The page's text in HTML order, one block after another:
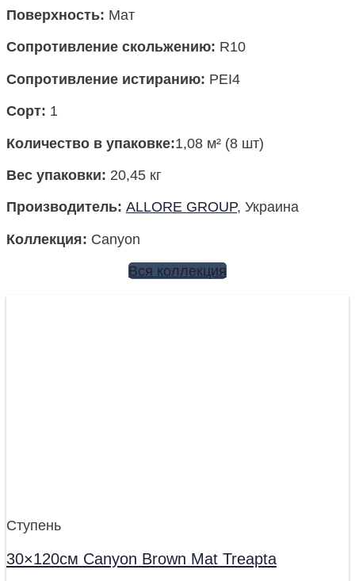
Поверхность: Мат
Сопротивление скольжению: R10
Сопротивление истиранию: PEI4
Сорт: 1
Количество в упаковке:1,08 м² (8 шт)
Вес упаковки: 20,45 кг
Производитель: ALLORE GROUP, Украина
Коллекция: Canyon
Вся коллекция
Ступень
30×120см Canyon Brown Mat Treapta